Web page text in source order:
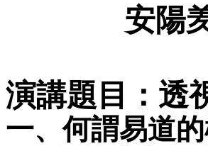
安陽
演講題目：透
一、何謂易道